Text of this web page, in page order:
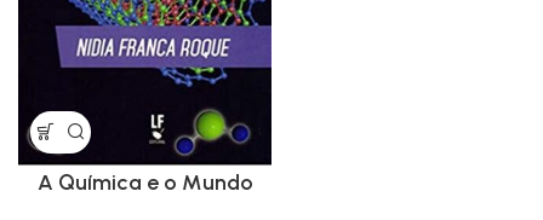
A Química e o Mundo